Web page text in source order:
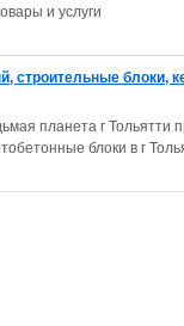
и услуги
строительные блоки,
планета г Тольятти
блоки в г